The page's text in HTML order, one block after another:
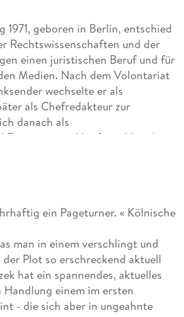
1971, geboren in Berlin, entschied
Rechtswissenschaften und der
einen juristischen Beruf und für
Medien. Nach dem Volontariat
wechselte er als
als Chefredakteur zur
danach als
für zahlreiche
auf das Buch ist unglaublich.
Leserpost."
ein Pageturner. « Kölnische
man in einem verschlingt und
Plot so erschreckend aktuell
hat ein spannendes, aktuelles
Handlung einem im ersten
- die sich aber in ungeahnte